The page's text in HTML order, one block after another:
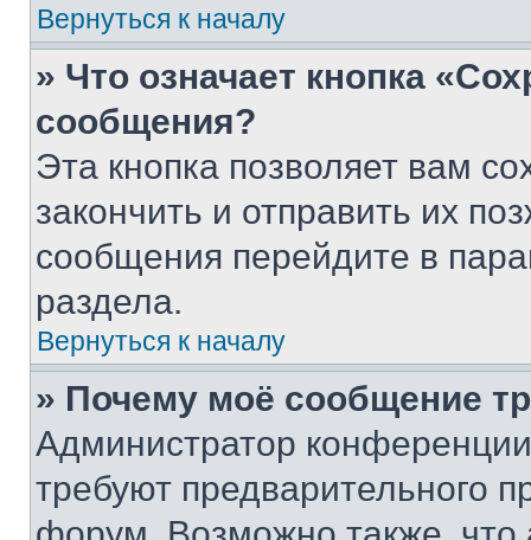
Вернуться к началу
» Что означает кнопка
сообщения?
Эта кнопка позволяет вам
закончить и отправить их
сообщения перейдите в
раздела.
Вернуться к началу
» Почему моё сообщение
Администратор
требуют предварительного